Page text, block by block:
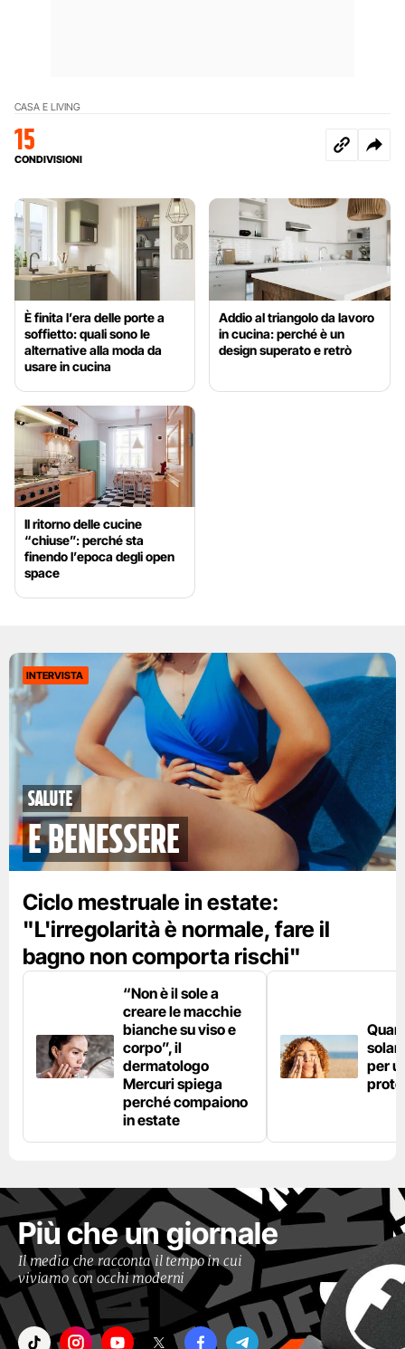
CASA E LIVING
15
CONDIVISIONI
È finita l’era delle porte a
soffietto: quali sono le
alternative alla moda da
usare in cucina
Addio al triangolo da lavoro
in cucina: perché è un
design superato e retrò
Il ritorno delle cucine
“chiuse”: perché sta
finendo l’epoca degli open
space
INTERVISTA
Salute
e benessere
Ciclo mestruale in estate:
"L'irregolarità è normale, fare il
bagno non comporta rischi"
“Non è il sole a
creare le macchie
bianche su viso e
corpo”, il
dermatologo
Mercuri spiega
perché compaiono
in estate
per
Più che un giornale
Il media che racconta il tempo in cui
viviamo con occhi moderni